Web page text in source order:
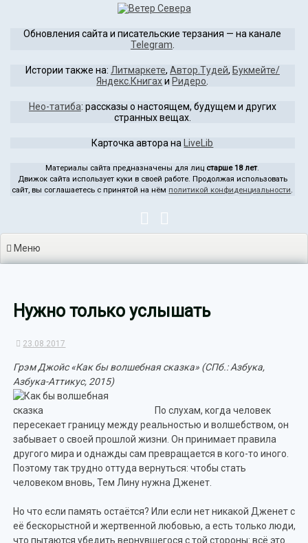
содержимому
Обновления сайта и писательские терзания — на канале
Telegram
Истории также на: Литмаркете, Автор.Тудей, Букмейте/
Яндекс.Книгахи Ридеро
Нео-татиба: рассказы о настоящем, будущем и других
странных вещах.
Карточка автора на LiveLib
Материалы сайта предназначены для лиц старше 18 лет.
Движок сайта использует куки в своей работе. Продолжая использовать
сайт, вы соглашаетесь с принятой на нём политикой конфиденциальности.
Меню
Нужно только услышать
23.08.2017
Грэм Джойс «Как бы волшебная сказка» (СПб.: Азбука,
Азбука-Аттикус, 2015)
По слухам, когда человек
пересекает границу между реальностью и волшебством, он
забывает о своей прошлой жизни. Он принимает правила
другого мира и однажды сам превращается в кого-то иного.
Поэтому так трудно оттуда вернуться: чтобы стать
человеком вновь, Тем Лину нужна Дженет.
Но что если память остаётся? Или если нет никакой Дженет с
её бескорыстной и жертвенной любовью, а есть только люди,
что пытаются убедить вернувшегося с той стороны: всё это